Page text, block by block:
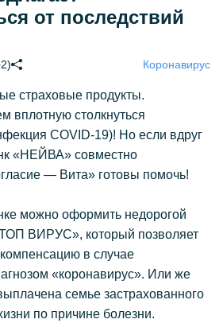
от последствий
Коронавирус
страховые продукты.
вплотную столкнуться
COVID-19)! Но если вдруг
«НЕЙВА» совместно
— Вита» готовы помочь!
можно оформить недорогой
ВИРУС», который позволяет
в случае
«коронавирус». Или же
семье застрахованного
по причине болезни.